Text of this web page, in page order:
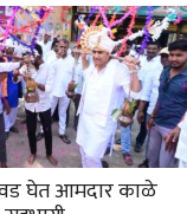
घेत आमदार काळे